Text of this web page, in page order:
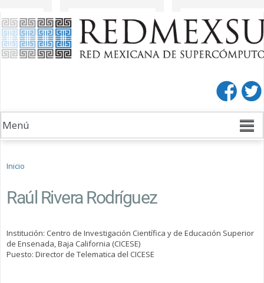
Pasar al
contenido
principal
Pasar a
la barra
lateral
derecha
Se encuentra usted aquí
Inicio
Raúl Rivera Rodríguez
Institución: Centro de Investigación Científica y de Educación Superior
de Ensenada, Baja California (CICESE)
Puesto: Director de Telematica del CICESE